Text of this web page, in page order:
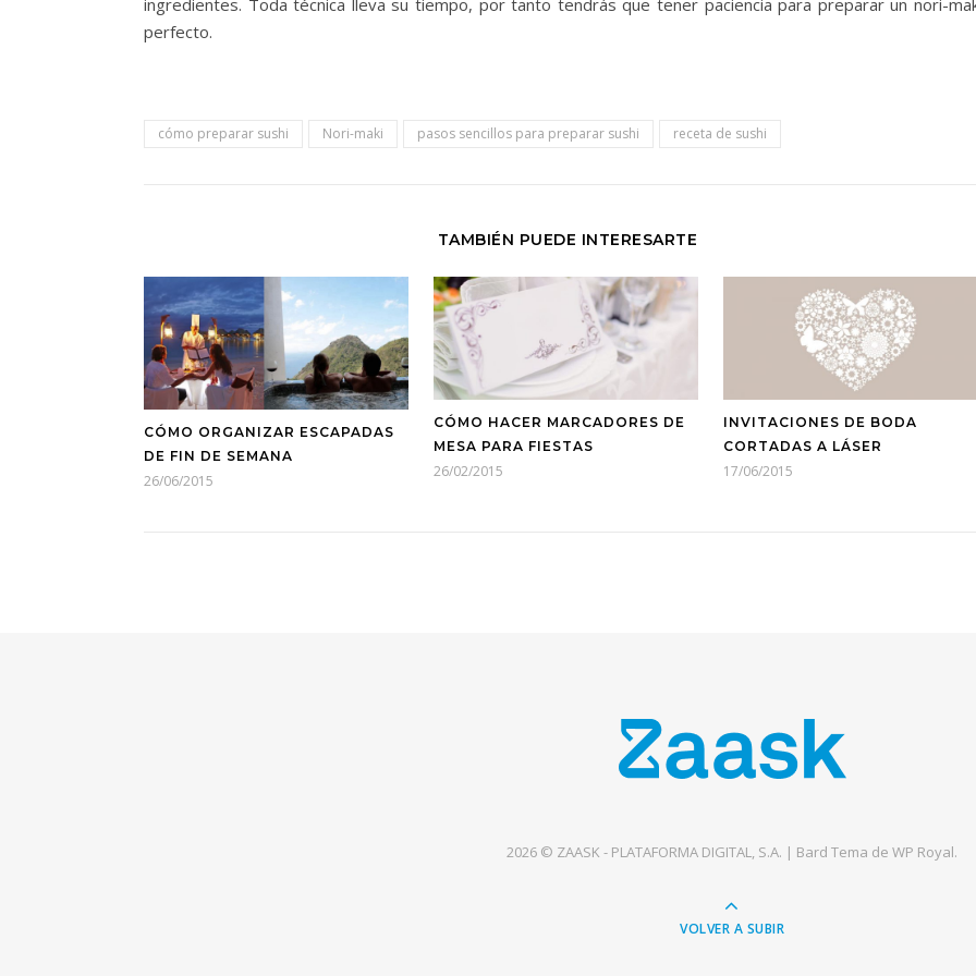
ingredientes. Toda técnica lleva su tiempo, por tanto tendrás que tener paciencia para preparar un nori-
perfecto.
cómo preparar sushi Nori-maki pasos sencillos para preparar sushi receta de sushi
TAMBIÉN PUEDE INTERESARTE
CÓMO ORGANIZAR ESCAPADAS
DE FIN DE SEMANA
26/06/2015
CÓMO HACER MARCADORES DE
MESA PARA FIESTAS
26/02/2015
INVITACIONES DE BODA
CORTADAS A LÁSER
17/06/2015
2026 © ZAASK - PLATAFORMA DIGITAL, S.A. | Bard Tema de WP Royal.
VOLVER A SUBIR